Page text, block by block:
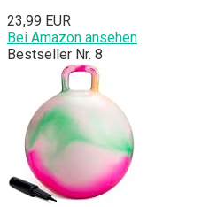
23,99 EUR
Bei Amazon ansehen
Bestseller Nr. 8